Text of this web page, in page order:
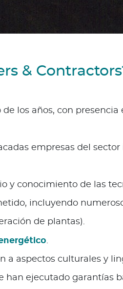
&
los años, con
empresas del sector
y conocimiento de las
incluyendo
de plantas).
a aspectos culturales y
han ejecutado garantías